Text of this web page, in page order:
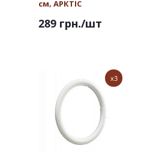
см, АРКТІС
289 грн./шт
x3